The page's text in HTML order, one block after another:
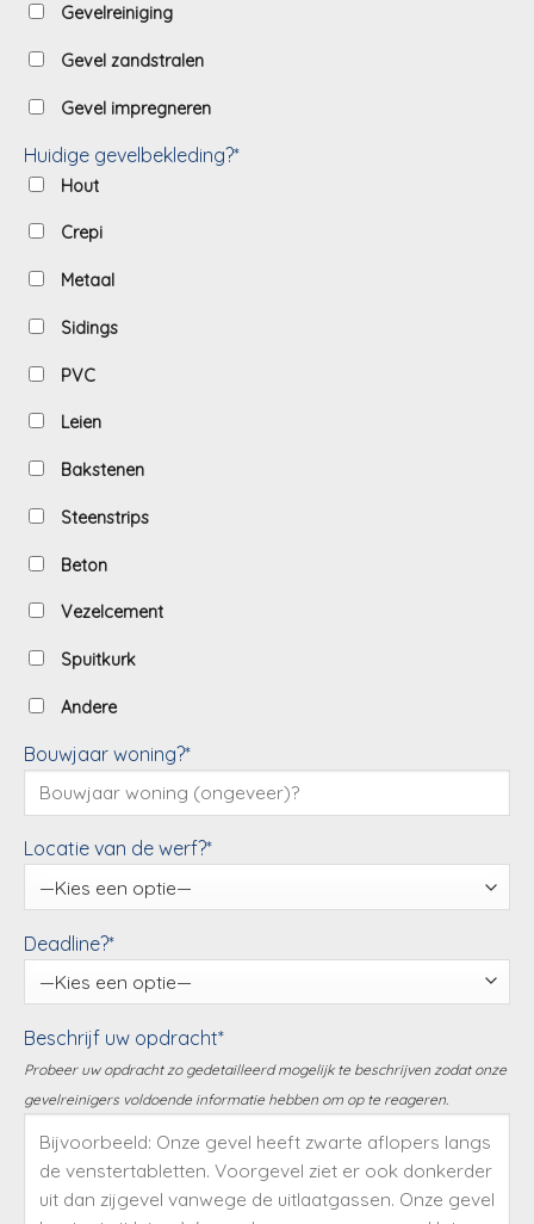
Gevelreiniging
Gevel zandstralen
Gevel impregneren
Huidige gevelbekleding?*
Hout
Crepi
Metaal
Sidings
PVC
Leien
Bakstenen
Steenstrips
Beton
Vezelcement
Spuitkurk
Andere
Bouwjaar woning?*
Locatie van de werf?*
Deadline?*
Beschrijf uw opdracht*
Probeer uw opdracht zo gedetailleerd mogelijk te beschrijven zodat onze
gevelreinigers voldoende informatie hebben om op te reageren.